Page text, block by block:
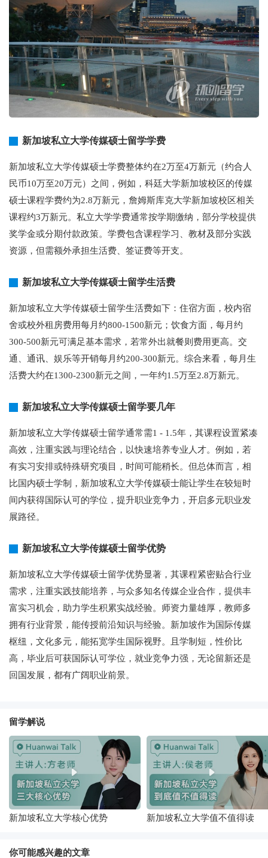
新加坡私立大学传媒硕士留学学费
新加坡私立大学传媒硕士学费整体约在2万至4万新元（约合人
民币10万至20万元）之间，例如，科廷大学新加坡校区的传媒
硕士课程学费约为2.8万新元，詹姆斯库克大学新加坡校区相关
课程约3万新元。私立大学学费通常按学期缴纳，部分学校提供
奖学金或分期付款政策。学费包含课程学习、教材及部分实践
资源，但需额外承担生活费、签证费等开支。
新加坡私立大学传媒硕士留学生活费
新加坡私立大学传媒硕士留学生活费如下：住宿方面，校内宿
舍或校外租房费用每月约800-1500新元；饮食方面，每月约
300-500新元可满足基本需求，若常外出就餐则费用更高。交
通、通讯、娱乐等开销每月约200-300新元。综合来看，每月生
活费大约在1300-2300新元之间，一年约1.5万至2.8万新元。
新加坡私立大学传媒硕士留学要几年
新加坡私立大学传媒硕士留学通常需1 - 1.5年，其课程设置紧凑
高效，注重实践与理论结合，以快速培养专业人才。例如，若
有实习安排或特殊研究项目，时间可能稍长。但总体而言，相
比国内硕士学制，新加坡私立大学传媒硕士能让学生在较短时
间内获得国际认可的学位，提升职业竞争力，开启多元职业发
展路径。
新加坡私立大学传媒硕士留学优势
新加坡私立大学传媒硕士留学优势显著，其课程紧密贴合行业
需求，注重实践技能培养，与众多知名传媒企业合作，提供丰
富实习机会，助力学生积累实战经验。师资力量雄厚，教师多
拥有行业背景，能传授前沿知识与经验。新加坡作为国际传媒
枢纽，文化多元，能拓宽学生国际视野。且学制短，性价比
高，毕业后可获国际认可学位，就业竞争力强，无论留新还是
回国发展，都有广阔职业前景。
留学解说
新加坡私立大学核心优势 新加坡私立大学值不值得读
你可能感兴趣的文章